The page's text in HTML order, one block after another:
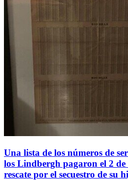
Una lista de los números de
los Lindbergh pagaron el 2
rescate por el secuestro de su